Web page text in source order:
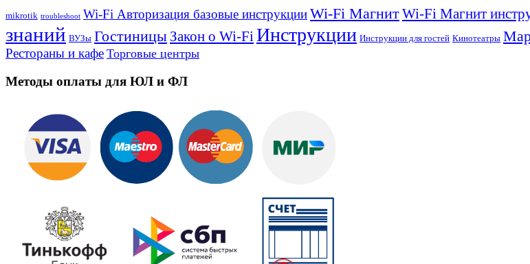
mikrotik troubleshoot Wi-Fi Авторизация базовые инструкцииWi-Fi МагнитWi-Fi Магнит
знаний ВУЗы Гостиницы Закон о Wi-FiИнструкции Инструкции для гостей Кинотеатры
Рестораны и кафе Торговые центры
Методы оплаты для ЮЛ и ФЛ